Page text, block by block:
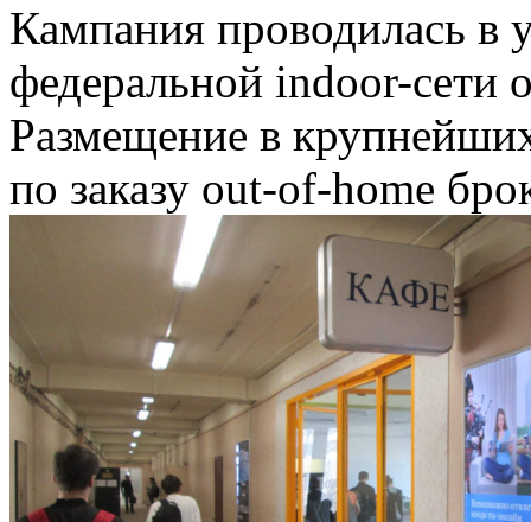
Кампания проводилась в
федеральной indoor-сети
Размещение в
по заказу out-of-home